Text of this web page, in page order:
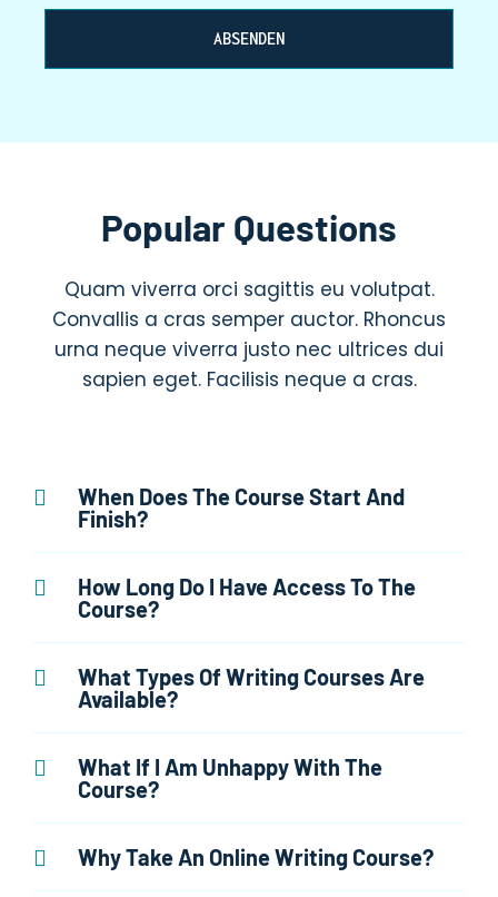
ABSENDEN
Popular Questions
Quam viverra orci sagittis eu volutpat.
Convallis a cras semper auctor. Rhoncus
urna neque viverra justo nec ultrices dui
sapien eget. Facilisis neque a cras.
When Does The Course Start And
Finish?
How Long Do I Have Access To The
Course?
What Types Of Writing Courses Are
Available?
What If I Am Unhappy With The
Course?
Why Take An Online Writing Course?